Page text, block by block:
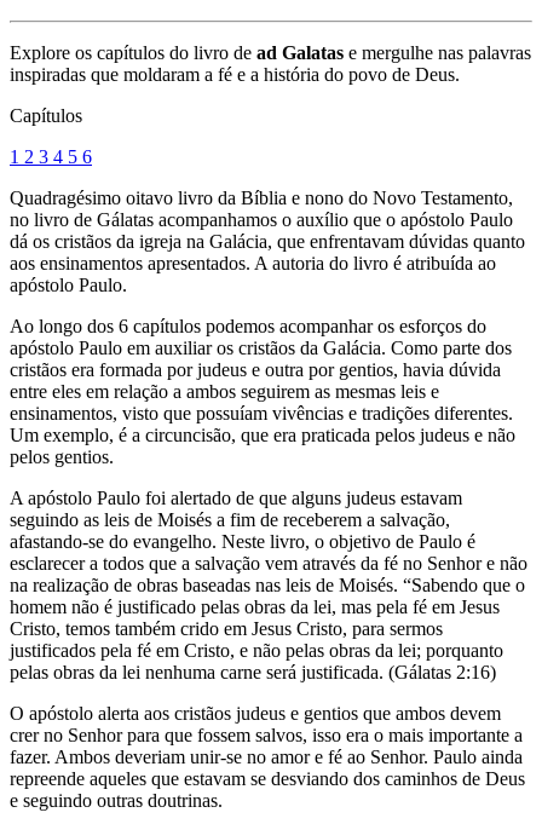
Explore os capítulos do livro de ad Galatas e mergulhe nas palavras
inspiradas que moldaram a fé e a história do povo de Deus.
Capítulos
1 2 3 4 5 6
Quadragésimo oitavo livro da Bíblia e nono do Novo Testamento,
no livro de Gálatas acompanhamos o auxílio que o apóstolo Paulo
dá os cristãos da igreja na Galácia, que enfrentavam dúvidas quanto
aos ensinamentos apresentados. A autoria do livro é atribuída ao
apóstolo Paulo.
Ao longo dos 6 capítulos podemos acompanhar os esforços do
apóstolo Paulo em auxiliar os cristãos da Galácia. Como parte dos
cristãos era formada por judeus e outra por gentios, havia dúvida
entre eles em relação a ambos seguirem as mesmas leis e
ensinamentos, visto que possuíam vivências e tradições diferentes.
Um exemplo, é a circuncisão, que era praticada pelos judeus e não
pelos gentios.
A apóstolo Paulo foi alertado de que alguns judeus estavam
seguindo as leis de Moisés a fim de receberem a salvação,
afastando-se do evangelho. Neste livro, o objetivo de Paulo é
esclarecer a todos que a salvação vem através da fé no Senhor e não
na realização de obras baseadas nas leis de Moisés. “Sabendo que o
homem não é justificado pelas obras da lei, mas pela fé em Jesus
Cristo, temos também crido em Jesus Cristo, para sermos
justificados pela fé em Cristo, e não pelas obras da lei; porquanto
pelas obras da lei nenhuma carne será justificada. (Gálatas 2:16)
O apóstolo alerta aos cristãos judeus e gentios que ambos devem
crer no Senhor para que fossem salvos, isso era o mais importante a
fazer. Ambos deveriam unir-se no amor e fé ao Senhor. Paulo ainda
repreende aqueles que estavam se desviando dos caminhos de Deus
e seguindo outras doutrinas.